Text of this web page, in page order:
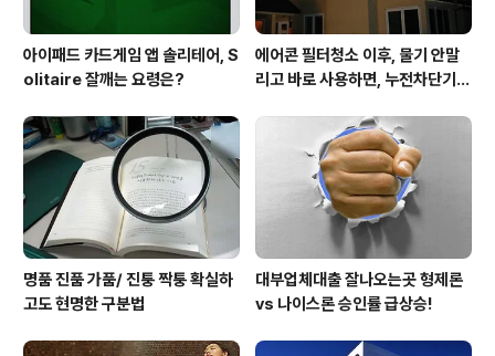
아이패드 카드게임 앱 솔리테어, S
olitaire 잘깨는 요령은?
에어콘 필터청소 이후, 물기 안말
리고 바로 사용하면, 누전차단기
명품 진품 가품/ 진퉁 짝퉁 확실하
고도 현명한 구분법
대부업체대출 잘나오는곳 형제론
vs 나이스론 승인률 급상승!